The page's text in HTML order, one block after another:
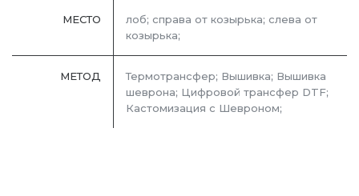
МЕСТО
лоб; справа от козырька; слева от
козырька;
МЕТОД
Термотрансфер; Вышивка; Вышивка
шеврона; Цифровой трансфер DTF;
Кастомизация с Шевроном;